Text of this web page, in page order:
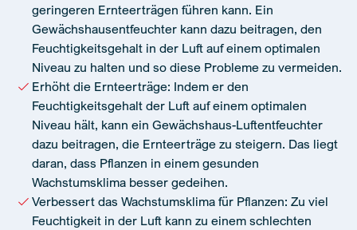
geringeren Ernteerträgen führen kann. Ein
Gewächshausentfeuchter kann dazu beitragen, den
Feuchtigkeitsgehalt in der Luft auf einem optimalen
Niveau zu halten und so diese Probleme zu vermeiden.
Erhöht die Ernteerträge: Indem er den
Feuchtigkeitsgehalt der Luft auf einem optimalen
Niveau hält, kann ein Gewächshaus-Luftentfeuchter
dazu beitragen, die Ernteerträge zu steigern. Das liegt
daran, dass Pflanzen in einem gesunden
Wachstumsklima besser gedeihen.
Verbessert das Wachstumsklima für Pflanzen: Zu viel
Feuchtigkeit in der Luft kann zu einem schlechten